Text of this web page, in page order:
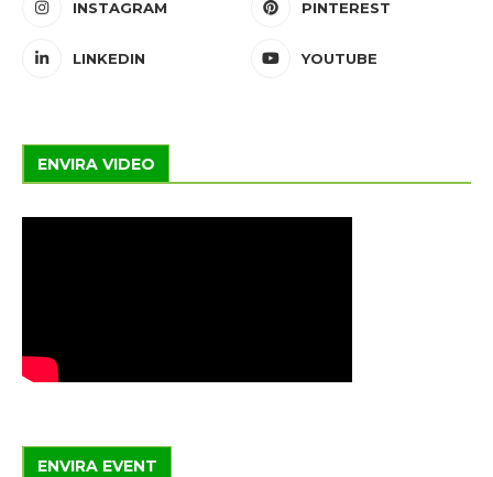
INSTAGRAM PINTEREST
LINKEDIN YOUTUBE
ENVIRA VIDEO
ENVIRA EVENT